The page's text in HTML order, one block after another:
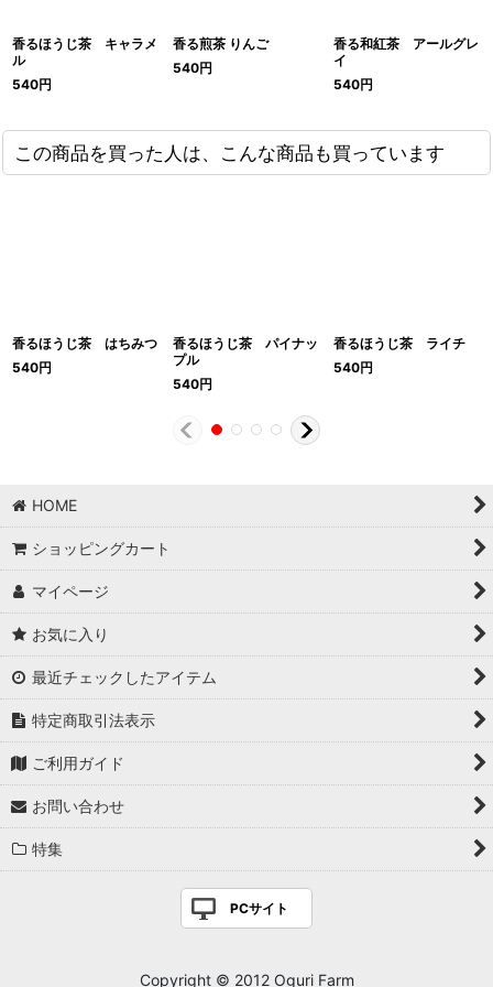
香るほうじ茶 キャラメ
ル
540円
香る煎茶 りんご
540円
香る和紅茶 アールグレ
イ
540円
この商品を買った人は、こんな商品も買っています
香るほうじ茶 はちみつ
540円
香るほうじ茶 パイナッ
プル
540円
香るほうじ茶 ライチ
540円
HOME
ショッピングカート
マイページ
お気に入り
最近チェックしたアイテム
特定商取引法表示
ご利用ガイド
お問い合わせ
特集
PCサイト
Copyright © 2012 Oguri Farm